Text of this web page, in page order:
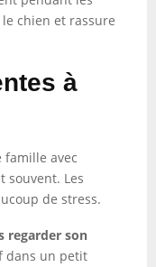
chien et rassure
à
avec
souvent. Les
de stress.
regarder son
dans un petit